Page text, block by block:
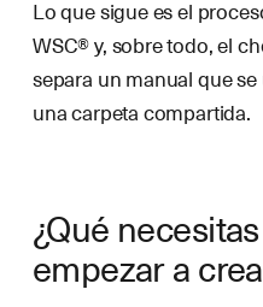
Lo que sigue es el
WSC® y, sobre todo, el
separa un manual que
una carpeta compartida.
¿Qué
empezar a